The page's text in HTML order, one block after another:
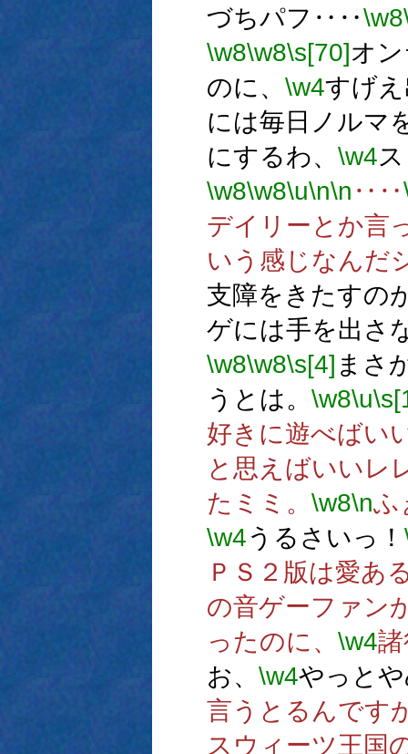
づちパフ‥‥\w8
\w8\w8\s[70]オ
のに、 \w4すげ
には毎日ノルマ
にするわ、 \w4
\w8\w8\u\n\n ‥‥
デイリーとか言
いう感じなんだ
支障をきたすの
ゲには手を出
\w8\w8\s[4] まさ
うとは。 \w8\u
好きに遊べばい
と思えばいいレ
たミミ。 \w8\nふ
\w4うるさいっ！
ＰＳ２版は愛あ
の音ゲーファン
ったのに、 \w4
お、 \w4やっと
言うとるんです
スウィーツ王国